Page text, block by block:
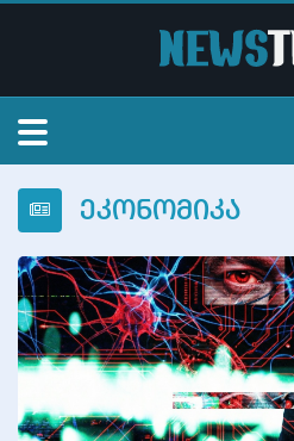
მთავარი
სიალხეები
ვიდეო
ტელევიზია
ვალუტა
ეკონომიკა